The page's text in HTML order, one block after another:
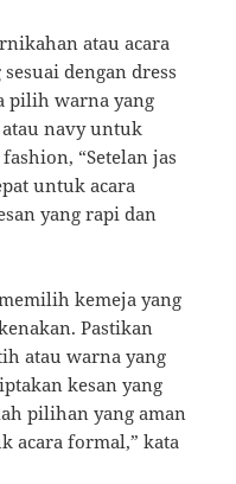
atau acara
dengan dress
pilih warna yang
navy untuk
“Setelan jas
untuk acara
yang rapi dan
kemeja yang
Pastikan
atau warna yang
kesan yang
pilihan yang aman
acara formal,” kata